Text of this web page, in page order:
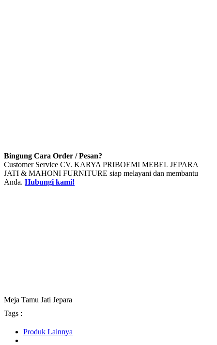
Bingung Cara Order / Pesan?
Customer Service CV. KARYA PRIBOEMI MEBEL JEPARA
JATI & MAHONI FURNITURE siap melayani dan membantu
Anda. Hubungi kami!
Meja Tamu Jati Jepara
Tags :
Produk Lainnya